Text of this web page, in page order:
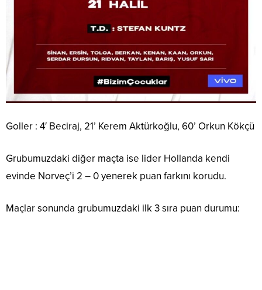
Goller : 4′ Beciraj, 21’ Kerem Aktürkoğlu, 60’ Orkun Kökçü
Grubumuzdaki diğer maçta ise lider Hollanda kendi
evinde Norveç’i 2 – 0 yenerek puan farkını korudu.
Maçlar sonunda grubumuzdaki ilk 3 sıra puan durumu: